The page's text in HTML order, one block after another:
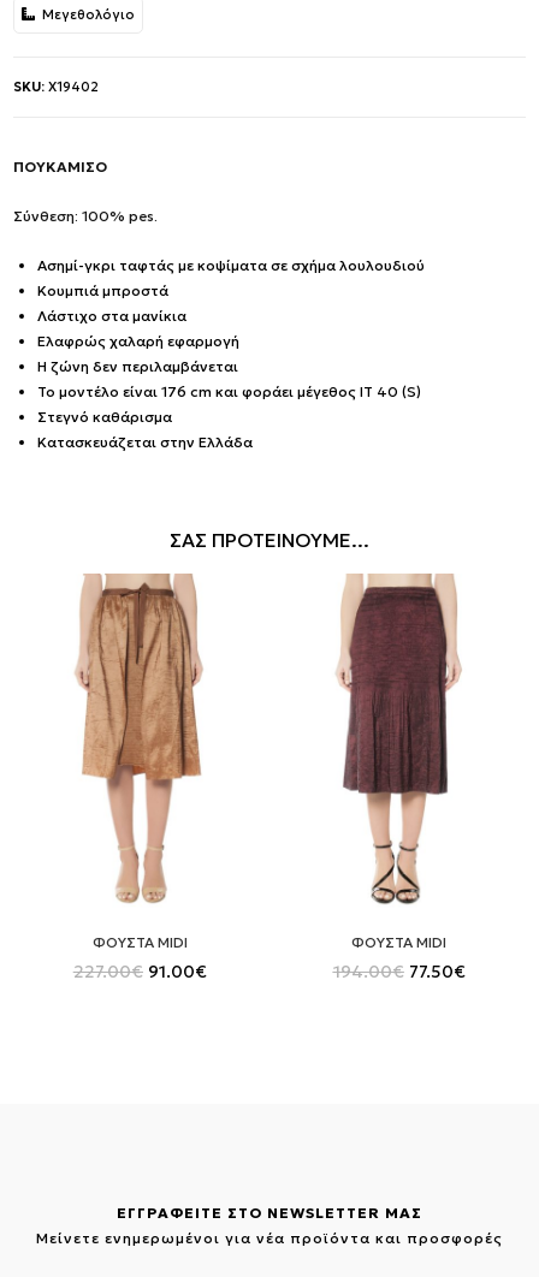
Μεγεθολόγιο
SKU:X19402
ΠΟΥΚΑΜΙΣΟ
Σύνθεση: 100% pes.
Ασημί-γκρι ταφτάς με κοψίματα σε σχήμα λουλουδιού
Κουμπιά μπροστά
Λάστιχο στα μανίκια
Ελαφρώς χαλαρή εφαρμογή
Η ζώνη δεν περιλαμβάνεται
Το μοντέλο είναι 176 cm και φοράει μέγεθος IT 40 (S)
Στεγνό καθάρισμα
Κατασκευάζεται στην Ελλάδα
ΣΑΣ ΠΡΟΤΕΙΝΟΥΜΕ...
ΦΟΥΣΤΑ MIDI
227.00€ Original
price
91.00€Η
τρέχουσα
ΦΟΥΣΤΑ MIDI
194.00€ Original
price
77.50€Η
ΕΓΓΡΑΦΕΙΤΕ ΣΤΟ NEWSLETTER ΜΑΣ
Μείνετε ενημερωμένοι για νέα προϊόντα και προσφορές